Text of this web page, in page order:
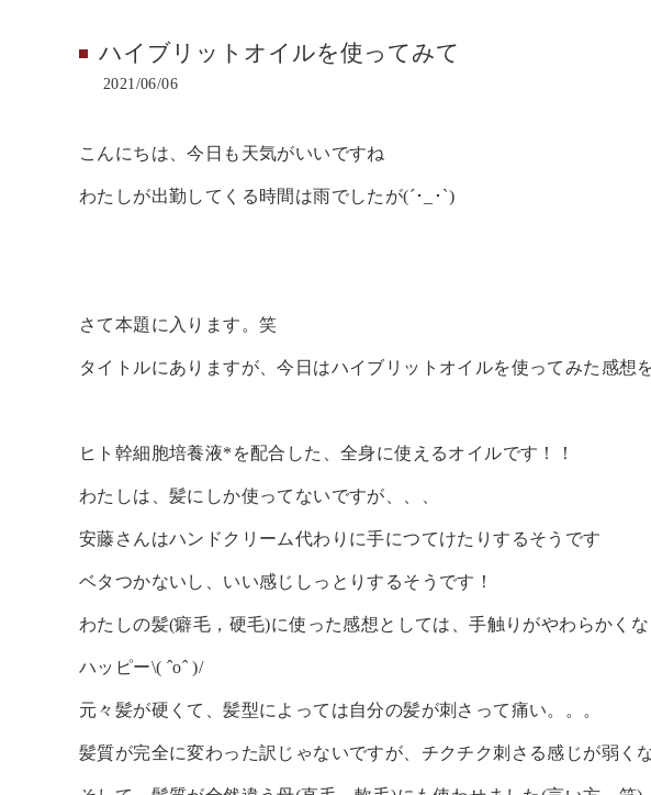
ハイブリットオイルを使ってみて
2021/06/06
こんにちは、今日も天気がいいですね
わたしが出勤してくる時間は雨でしたが(´･_･`)
さて本題に入ります。笑
タイトルにありますが、今日はハイブリットオイルを使ってみた感想
ヒト幹細胞培養液*を配合した、全身に使えるオイルです！！
わたしは、髪にしか使ってないですが、、、
安藤さんはハンドクリーム代わりに手につてけたりするそうです
ベタつかないし、いい感じしっとりするそうです！
わたしの髪(癖毛，硬毛)に使った感想としては、手触りがやわらかくな
ハッピー\( ˆoˆ )/
元々髪が硬くて、髪型によっては自分の髪が刺さって痛い。。。
髪質が完全に変わった訳じゃないですが、チクチク刺さる感じが弱く